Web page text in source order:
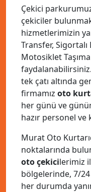
Çekici
çekiciler
hizmetlerimizin
Transfer, Sigortalı
Motosiklet
tek çatı altında
firmamız oto
her günü ve
hazır personel ve
Murat Oto
noktalarında
oto çekicilerimiz
bölgelerinde, 7/
her durumda